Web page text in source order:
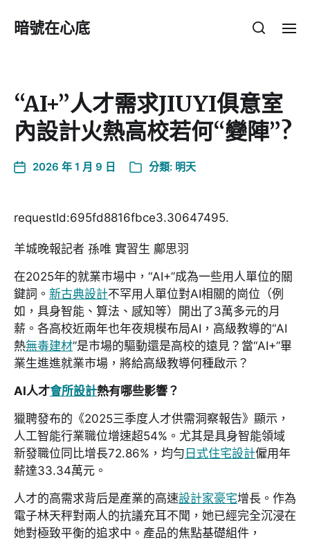
暗號在心底
“AI+”人才需求JIUYI俱意室
內設計火熱高校若何“變陣”?
2026 年 1 月 9 日 分類: 明天
requestId:695fd8816fbce3.30647495.
羊城晚報記者 孫唯 實習生 鄺思羽
在2025年的就業市場中，“AI+”成為一些用人單位的關
鍵詞。 新古典設計不罕用人單位對AI相關的崗位（例
如，具身智能、算法、感知等）開出了3萬多元的月
薪。各高校近兩年也年夜規模布局AI，高級教導的“AI
熱無毒建材”是市場的驅動還是高校的遠見？當“AI+”畢
業生進進就業市場，將給高級教導何種啟示？
AI人才會所設計熱有哪些影響？
獵聘發布的《2025三季度人才供需洞察報告》顯示，
人工智能行業職位增速超54%。尤其是具身智能領域
新發職位同比增長72.86%，均勻 日式住宅設計僱用年
薪達33.34萬元。
人才的高需求背后是產業的高速設計家豪宅增長。作為
電子林天秤對兩人的抗議充耳不聞，她已經完全沉浸在
她對極致平衡的追求中。產品的焦點基礎組件，